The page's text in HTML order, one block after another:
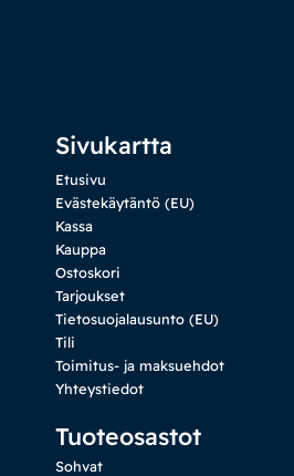
Sivukartta
Etusivu
Evästekäytäntö (EU)
Kassa
Kauppa
Ostoskori
Tarjoukset
Tietosuojalausunto (EU)
Tili
Toimitus- ja maksuehdot
Yhteystiedot
Tuoteosastot
Sohvat